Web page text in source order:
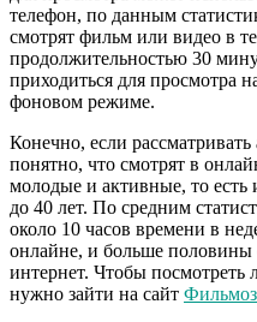
телефон, по данным
смотрят фильм или видео в
продолжительностью 30
приходиться для просмотра
фоновом режиме.
Конечно, если
понятно, что смотрят в
молодые и активные, то есть
до 40 лет. По средним
около 10 часов времени в
онлайне, и больше половины
интернет. Чтобы
нужно зайти на сайт